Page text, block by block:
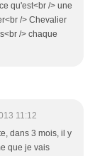
qu'est<br /> une
/> Chevalier
/> chaque
11:12
dans 3 mois, il y
que je vais